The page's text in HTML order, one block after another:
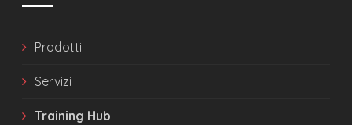
Prodotti
Servizi
Training Hub